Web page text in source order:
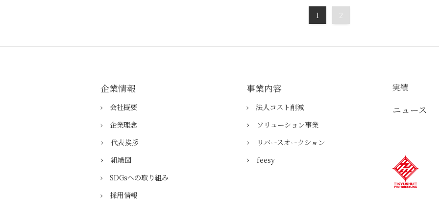
1 2
企業情報
› 会社概要
› ​企業理念
› ​代表挨拶
› 組織図
› SDGsへの取り組み
› 採用情報
事業内容
› 法人コスト削減
› ​ソリューション事業
› リバースオークション
› feesy
実績
ニュース